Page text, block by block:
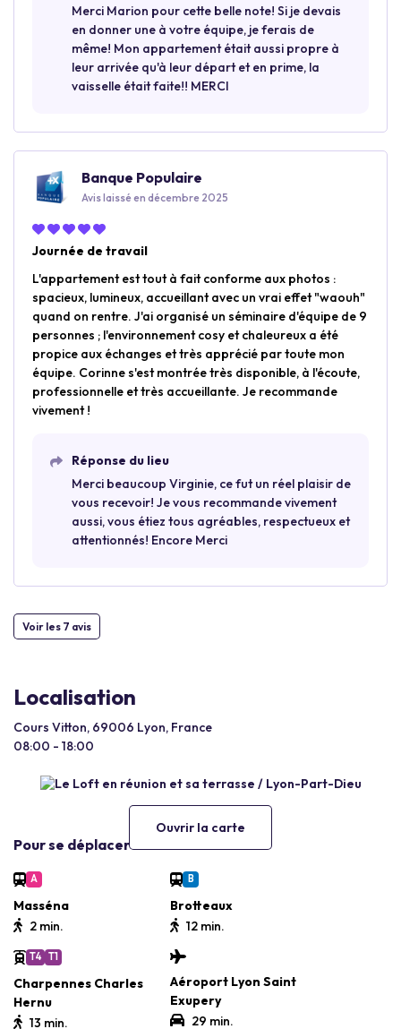
Merci Marion pour cette belle note! Si je devais
en donner une à votre équipe, je ferais de
même! Mon appartement était aussi propre à
leur arrivée qu'à leur départ et en prime, la
vaisselle était faite!! MERCI
Banque Populaire
Avis laissé en décembre 2025
Journée de travail
L'appartement est tout à fait conforme aux photos :
spacieux, lumineux, accueillant avec un vrai effet "waouh"
quand on rentre. J'ai organisé un séminaire d'équipe de 9
personnes ; l'environnement cosy et chaleureux a été
propice aux échanges et très apprécié par toute mon
équipe. Corinne s'est montrée très disponible, à l'écoute,
professionnelle et très accueillante. Je recommande
vivement !
Réponse du lieu
Merci beaucoup Virginie, ce fut un réel plaisir de
vous recevoir! Je vous recommande vivement
aussi, vous étiez tous agréables, respectueux et
attentionnés! Encore Merci
Voir les 7 avis
Localisation
Cours Vitton, 69006 Lyon, France
08:00 - 18:00
Ouvrir la carte
Pour se déplacer
A
Masséna
2 min.
B
Brotteaux
12 min.
T4 T1
Charpennes Charles
Hernu
13 min.
Aéroport Lyon Saint
Exupery
29 min.